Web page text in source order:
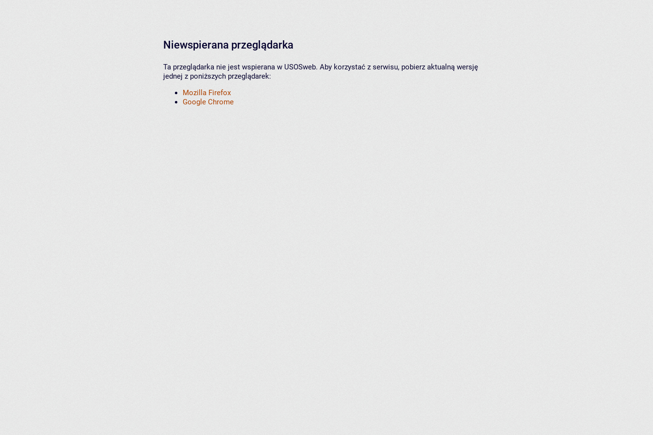
Niewspierana przeglądarka
Ta przeglądarka nie jest wspierana w USOSweb. Aby korzystać z serwisu, pobierz aktualną wersję
jednej z poniższych przeglądarek:
Mozilla Firefox
Google Chrome